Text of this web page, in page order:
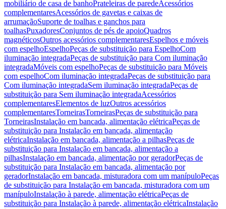
mobiliário de casa de banhoPrateleiras de paredeAcessórios
complementaresAcessórios de gavetas e caixas de
arrumaçãoSuporte de toalhas e ganchos para
toalhasPuxadoresConjuntos de pés de apoioQuadros
magnéticosOutros acessórios complementaresEspelhos e móveis
com espelhoEspelhoPeças de substituição para EspelhoCom
iluminação integradaPeças de substituição para Com iluminação
integradaMóveis com espelhoPeças de substituição para Móveis
com espelhoCom iluminação integradaPeças de substituição para
Com iluminação integradaSem iluminação integradaPeças de
substituição para Sem iluminação integradaAcessórios
complementaresElementos de luzOutros acessórios
complementaresTorneirasTorneirasPeças de substituição para
TorneirasInstalação em bancada, alimentação elétricaPeças de
substituição para Instalação em bancada, alimentação
elétricaInstalação em bancada, alimentação a pilhasPeças de
substituição para Instalação em bancada, alimentação a
pilhasInstalação em bancada, alimentação por geradorPeças de
substituição para Instalação em bancada, alimentação por
geradorInstalação em bancada, misturadora com um manípuloPeças
de substituição para Instalação em bancada, misturadora com um
manípuloInstalação à parede, alimentação elétricaPeças de
substituição para Instalação à parede, alimentação elétricaInstalação